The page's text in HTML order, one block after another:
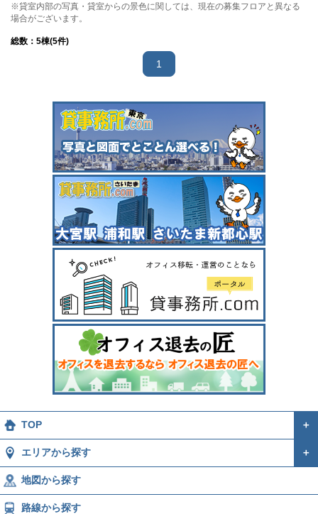
※貸室内部の写真・貸室からの景色に関しては、現在の募集フロアと異なる
場合がございます。
総数： 5棟(5件)
1
TOP ＋
エリアから探す ＋
地図から探す
路線から探す